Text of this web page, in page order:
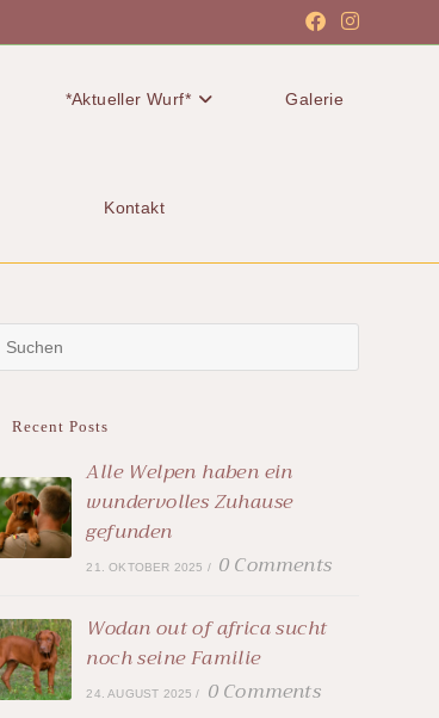
*Aktueller Wurf* Galerie
Kontakt
Recent Posts
Alle Welpen haben ein
wundervolles Zuhause
gefunden
21. OKTOBER 2025 /
0 Comments
Wodan out of africa sucht
noch seine Familie
24. AUGUST 2025 / 0 Comments